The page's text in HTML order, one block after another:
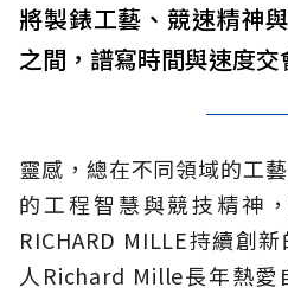
將製錶工藝、競速精神
之間，譜寫時間與速度交
靈感，總在不同領域的工
的工程智慧與競技精神
RICHARD MILLE持續創
人Richard Mille長年熱愛